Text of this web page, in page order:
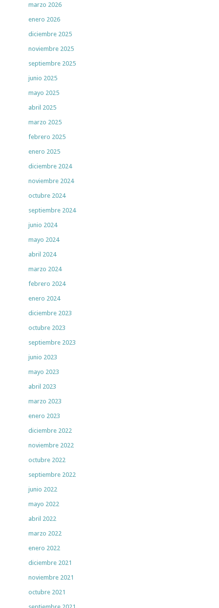
marzo 2026
enero 2026
diciembre 2025
noviembre 2025
septiembre 2025
junio 2025
mayo 2025
abril 2025
marzo 2025
febrero 2025
enero 2025
diciembre 2024
noviembre 2024
octubre 2024
septiembre 2024
junio 2024
mayo 2024
abril 2024
marzo 2024
febrero 2024
enero 2024
diciembre 2023
octubre 2023
septiembre 2023
junio 2023
mayo 2023
abril 2023
marzo 2023
enero 2023
diciembre 2022
noviembre 2022
octubre 2022
septiembre 2022
junio 2022
mayo 2022
abril 2022
marzo 2022
enero 2022
diciembre 2021
noviembre 2021
octubre 2021